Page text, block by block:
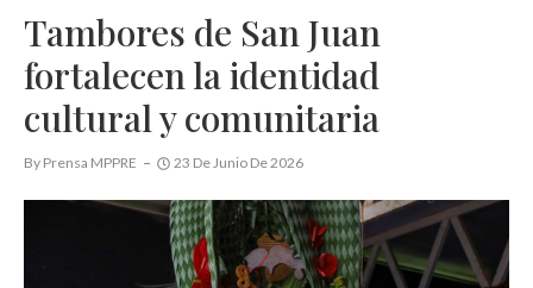
Tambores de San Juan
fortalecen la identidad
cultural y comunitaria
By Prensa MPPRE 23 De Junio De 2026